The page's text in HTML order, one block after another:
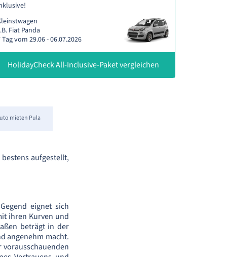
Fiat Panda
Tag vom 29.06 - 06.07.2026
HolidayCheck All-Inclusive-Paket vergleichen
mieten Pula
aufgestellt,
eignet sich
ihren Kurven und
beträgt in der
angenehm macht.